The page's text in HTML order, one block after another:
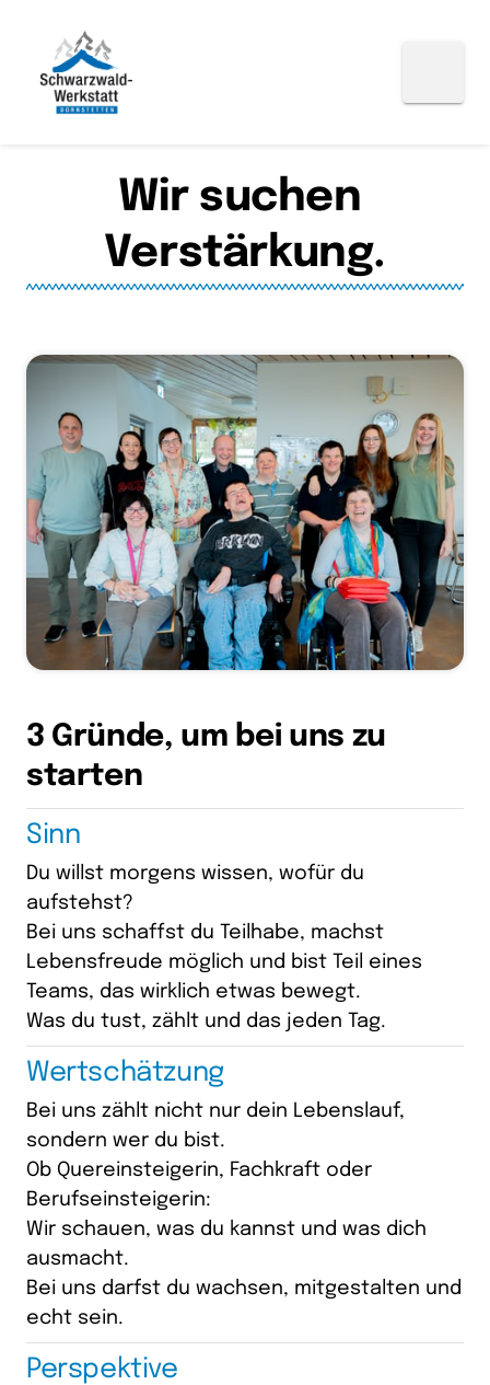
Wir
Verstärkung.
3 Gründe, um bei uns
starten
Sinn
Du willst morgens wissen, wofür du
aufstehst?
Bei uns schaffst du Teilhabe, machst
Lebensfreude möglich und bist Teil eines
Teams, das wirklich etwas bewegt.
Was du tust, zählt und das jeden Tag.
Wertschätzung
Bei uns zählt nicht nur dein Lebenslauf,
sondern wer du bist.
Ob Quereinsteigerin, Fachkraft oder
Berufseinsteigerin:
Wir schauen, was du kannst und was dich
ausmacht.
Bei uns darfst du wachsen, mitgestalten und
echt sein.
Perspektive